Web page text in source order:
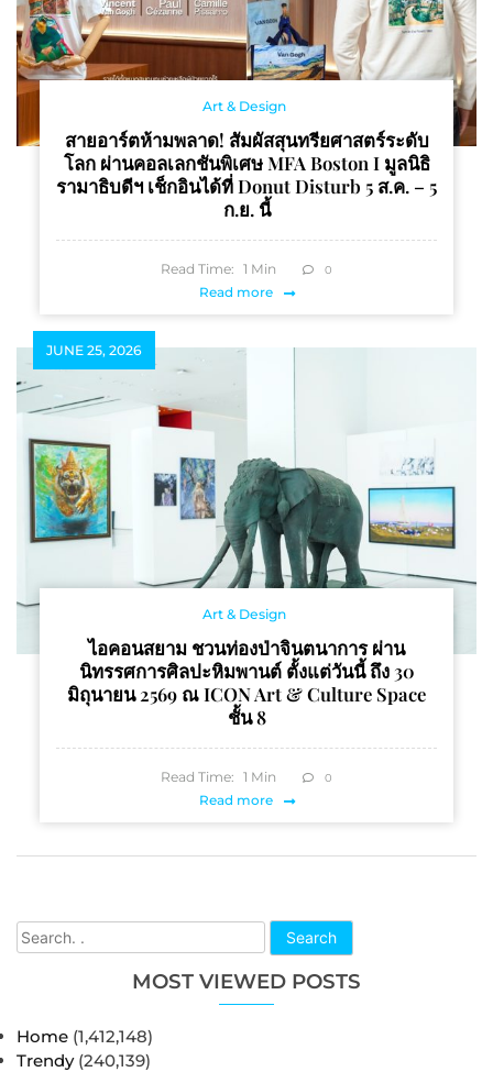
Search
MOST VIEWED POSTS
Home (1,412,148)
Trendy (240,139)
Art & Design
สายอาร์ตห้ามพลาด! สัมผัสสุนทรียศาสตร์ระดับ
โลก ผ่านคอลเลกชันพิเศษ MFA Boston I มูลนิธิ
รามาธิบดีฯ เช็กอินได้ที่ Donut Disturb 5 ส.ค. – 5
ก.ย. นี้
Read Time: 1 Min 0
Read more
JUNE 25, 2026
Art & Design
ไอคอนสยาม ชวนท่องป่าจินตนาการ ผ่าน
นิทรรศการศิลปะหิมพานต์ ตั้งแต่วันนี้ ถึง 30
มิถุนายน 2569 ณ ICON Art & Culture Space
ชั้น 8
Read Time: 1 Min 0
Read more